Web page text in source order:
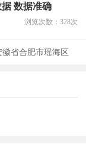
数据准确
浏览次数： 328次
徽省合肥市瑶海区